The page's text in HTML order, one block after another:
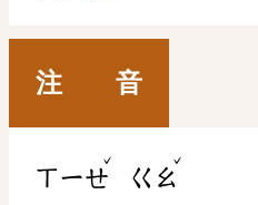
注 音
ㄒㄧㄝ
ˇ
ㄍㄠ
ˇ